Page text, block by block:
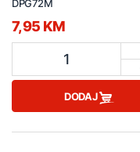
DPG72M
7,95 KM
1
DODAJ